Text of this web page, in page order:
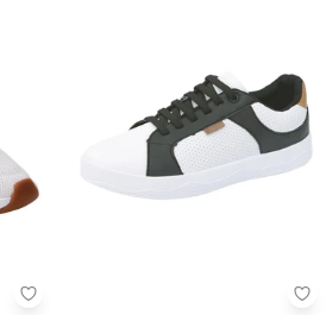
Perfecta - Tênis (Branco) em